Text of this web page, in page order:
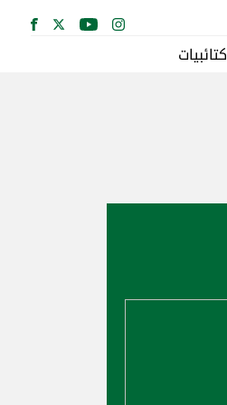
كتائبيات